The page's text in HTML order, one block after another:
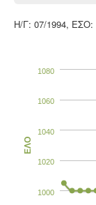
Η/Γ: 07/1994, ΕΣΟ:
1000
1020
1040
1060
1080
ΕΛΟ